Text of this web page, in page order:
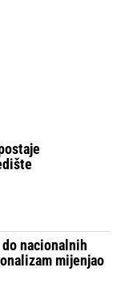
nacionalnih
mijenjao